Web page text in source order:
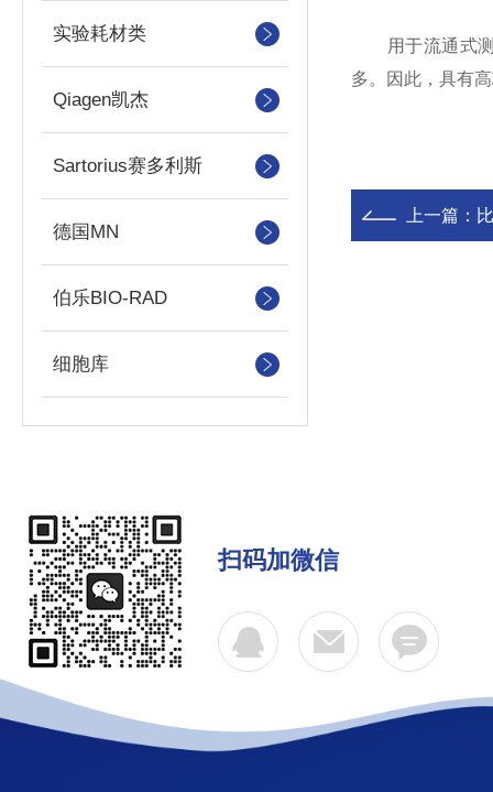
实验耗材类
Qiagen凯杰
Sartorius赛多利斯
德国MN
伯乐BIO-RAD
细胞库
用于流通式测
多。因此，具有
上一篇：
扫码加微信